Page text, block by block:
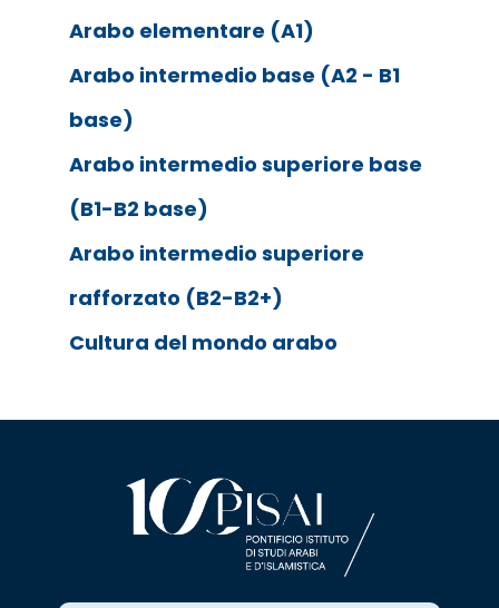
Arabo elementare (A1)
Arabo intermedio base (A2 - B1
base)
Arabo intermedio superiore base
(B1-B2 base)
Arabo intermedio superiore
rafforzato (B2-B2+)
Cultura del mondo arabo